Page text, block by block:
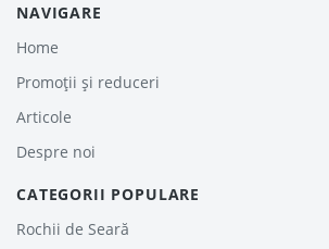
NAVIGARE
Home
Promoții și reduceri
Articole
Despre noi
CATEGORII POPULARE
Rochii de Seară